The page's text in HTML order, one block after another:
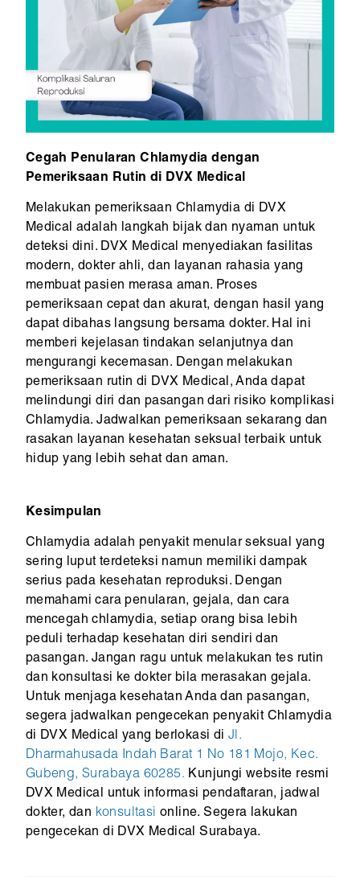
Cegah Penularan Chlamydia dengan
Pemeriksaan Rutin di DVX Medical
Melakukan pemeriksaan Chlamydia di DVX
Medical adalah langkah bijak dan nyaman untuk
deteksi dini. DVX Medical menyediakan fasilitas
modern, dokter ahli, dan layanan rahasia yang
membuat pasien merasa aman. Proses
pemeriksaan cepat dan akurat, dengan hasil yang
dapat dibahas langsung bersama dokter. Hal ini
memberi kejelasan tindakan selanjutnya dan
mengurangi kecemasan. Dengan melakukan
pemeriksaan rutin di DVX Medical, Anda dapat
melindungi diri dan pasangan dari risiko komplikasi
Chlamydia. Jadwalkan pemeriksaan sekarang dan
rasakan layanan kesehatan seksual terbaik untuk
hidup yang lebih sehat dan aman.
Kesimpulan
Chlamydia adalah penyakit menular seksual yang
sering luput terdeteksi namun memiliki dampak
serius pada kesehatan reproduksi. Dengan
memahami cara penularan, gejala, dan cara
mencegah chlamydia, setiap orang bisa lebih
peduli terhadap kesehatan diri sendiri dan
pasangan. Jangan ragu untuk melakukan tes rutin
dan konsultasi ke dokter bila merasakan gejala.
Untuk menjaga kesehatan Anda dan pasangan,
segera jadwalkan pengecekan penyakit Chlamydia
di DVX Medical yang berlokasi di Jl.
Dharmahusada Indah Barat 1 No 181 Mojo, Kec.
Gubeng, Surabaya 60285. Kunjungi website resmi
DVX Medical untuk informasi pendaftaran, jadwal
dokter, dan konsultasionline. Segera lakukan
pengecekan di DVX Medical Surabaya.